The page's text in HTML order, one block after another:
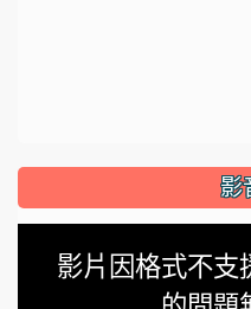
影
影片因格式不支